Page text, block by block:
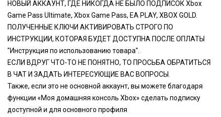
НОВЫЙ АККАУНТ, ГДЕ НИКОГДА НЕ БЫЛО ПОДПИСОК Xbox
Game Pass Ultimate, Xbox Game Pass, EA PLAY, XBOX GOLD.
ПОЛУЧЕННЫЕ КЛЮЧИ АКТИВИРОВАТЬ СТРОГО ПО
ИНСТРУКЦИИ, КОТОРАЯ БУДЕТ ДОСТУПНА ПОСЛЕ ОПЛАТЫ
"Инструкция по использованию товара".
ЕСЛИ ВДРУГ ЧТО-ТО НЕ ПОНЯТНО, ТО ПРОСЬБА ОБРАТИТЬСЯ
В ЧАТ И ЗАДАТЬ ИНТЕРЕСУЮЩИЕ ВАС ВОПРОСЫ.
Также, если это не основной аккаунт, вы можете благодаря
функции «Моя домашняя консоль Xbox» сделать подписку
доступной и для основного профиля